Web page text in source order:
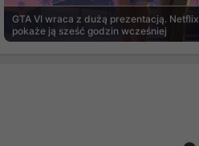
GTA VI wraca z dużą prezentacją. Netflix
pokaże ją sześć godzin wcześniej